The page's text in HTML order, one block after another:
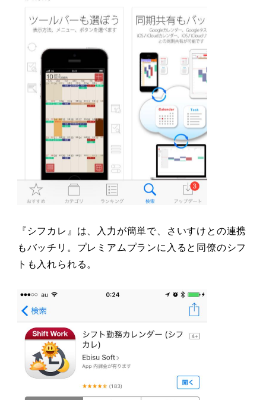
『シフカレ』は、入力が簡単で、さいすけとの連携
もバッチリ。プレミアムプランに入ると同僚のシフ
トも入れられる。